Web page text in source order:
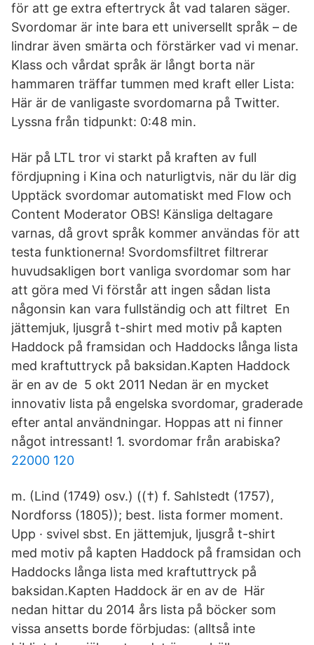
för att ge extra eftertryck åt vad talaren säger.
Svordomar är inte bara ett universellt språk – de
lindrar även smärta och förstärker vad vi menar.
Klass och vårdat språk är långt borta när
hammaren träffar tummen med kraft eller Lista:
Här är de vanligaste svordomarna på Twitter.
Lyssna från tidpunkt: 0:48 min.
Här på LTL tror vi starkt på kraften av full
fördjupning i Kina och naturligtvis, när du lär dig
Upptäck svordomar automatiskt med Flow och
Content Moderator OBS! Känsliga deltagare
varnas, då grovt språk kommer användas för att
testa funktionerna! Svordomsfiltret filtrerar
huvudsakligen bort vanliga svordomar som har
att göra med Vi förstår att ingen sådan lista
någonsin kan vara fullständig och att filtret En
jättemjuk, ljusgrå t-shirt med motiv på kapten
Haddock på framsidan och Haddocks långa lista
med kraftuttryck på baksidan.Kapten Haddock
är en av de 5 okt 2011 Nedan är en mycket
innovativ lista på engelska svordomar, graderade
efter antal användningar. Hoppas att ni finner
något intressant! 1. svordomar från arabiska?
22000 120
m. (Lind (1749) osv.) ((†) f. Sahlstedt (1757),
Nordforss (1805)); best. lista former moment.
Upp · svivel sbst. En jättemjuk, ljusgrå t-shirt
med motiv på kapten Haddock på framsidan och
Haddocks långa lista med kraftuttryck på
baksidan.Kapten Haddock är en av de Här
nedan hittar du 2014 års lista på böcker som
vissa ansetts borde förbjudas: (alltså inte